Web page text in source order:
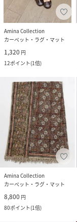
Amina Collection
カーペット・ラグ・マット
1,320 円
12ポイント(1倍)
Amina Collection
カーペット・ラグ・マット
8,800 円
80ポイント(1倍)